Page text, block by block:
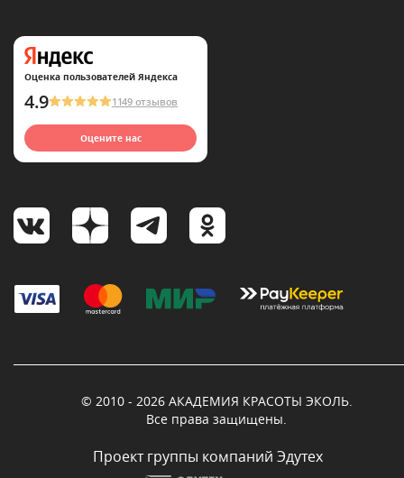
Оценка пользователей Яндекса
4.9 1149 отзывов
Оцените нас
© 2010 - 2026 АКАДЕМИЯ КРАСОТЫ ЭКОЛЬ.
Все права защищены.
Проект группы компаний Эдутех